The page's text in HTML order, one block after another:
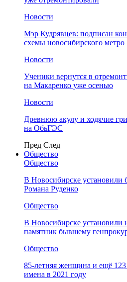
Новости
Мэр Кудрявцев: подписан
схемы новосибирского метро
Новости
Ученики вернутся в
на Макаренко уже осенью
Новости
Древнюю акулу и ходячие
на ОбьГЭС
Пред След
Общество
Общество
В Новосибирске
Романа Руденко
Общество
В Новосибирске установили
памятник бывшему
Общество
85-летняя женщина и ещё
имена в 2021 году